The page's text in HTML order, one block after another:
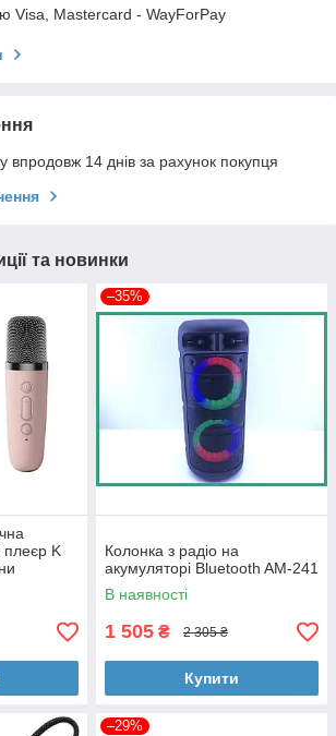
Visa, Mastercard - WayForPay
впродовж 14 днів за рахунок покупця
та новинки
плеєр K
–35%
Колонка з радіо на
акумуляторі Bluetooth AM-241
В наявності
1 505 ₴ 2 305 ₴
Купити
–29%